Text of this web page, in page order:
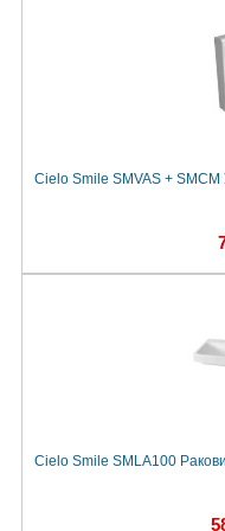
Cielo Smile SMVAS +
Cielo Smile SMLA100